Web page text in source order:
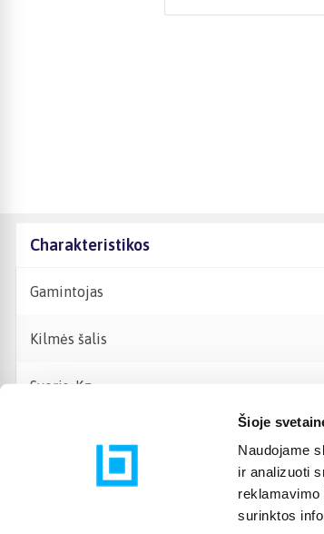
Šioje
Naudojame
ir analizuoti
reklamavimo
surinktos
Charakteristikos
Gamintojas
Kilmės šalis
Svoris, Kg